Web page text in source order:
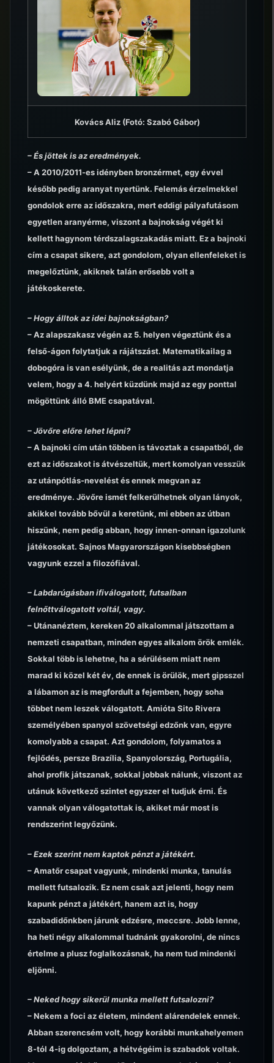
Kovács Aliz (Fotó: Szabó Gábor)
– És jöttek is az eredmények.
– A 2010/2011-es idényben bronzérmet, egy évvel
később pedig aranyat nyertünk. Felemás érzelmekkel
gondolok erre az időszakra, mert eddigi pályafutásom
egyetlen aranyérme, viszont a bajnokság végét ki
kellett hagynom térdszalagszakadás miatt. Ez a bajnoki
cím a csapat sikere, azt gondolom, olyan ellenfeleket is
megelőztünk, akiknek talán erősebb volt a
játékoskerete.
– Hogy álltok az idei bajnokságban?
– Az alapszakasz végén az 5. helyen végeztünk és a
felső-ágon folytatjuk a rájátszást. Matematikailag a
dobogóra is van esélyünk, de a realitás azt mondatja
velem, hogy a 4. helyért küzdünk majd az egy ponttal
mögöttünk álló BME csapatával.
– Jövőre előre lehet lépni?
– A bajnoki cím után többen is távoztak a csapatból, de
ezt az időszakot is átvészeltük, mert komolyan vesszük
az utánpótlás-nevelést és ennek megvan az
eredménye. Jövőre ismét felkerülhetnek olyan lányok,
akikkel tovább bővül a keretünk, mi ebben az útban
hiszünk, nem pedig abban, hogy innen-onnan igazolunk
játékosokat. Sajnos Magyarországon kisebbségben
vagyunk ezzel a filozófiával.
– Labdarúgásban ifiválogatott, futsalban
felnőttválogatott voltál, vagy.
– Utánanéztem, kereken 20 alkalommal játszottam a
nemzeti csapatban, minden egyes alkalom örök emlék.
Sokkal több is lehetne, ha a sérülésem miatt nem
marad ki közel két év, de ennek is örülök, mert gipsszel
a lábamon az is megfordult a fejemben, hogy soha
többet nem leszek válogatott. Amióta Sito Rivera
személyében spanyol szövetségi edzőnk van, egyre
komolyabb a csapat. Azt gondolom, folyamatos a
fejlődés, persze Brazília, Spanyolország, Portugália,
ahol profik játszanak, sokkal jobbak nálunk, viszont az
utánuk következő szintet egyszer el tudjuk érni. És
vannak olyan válogatottak is, akiket már most is
rendszerint legyőzünk.
– Ezek szerint nem kaptok pénzt a játékért.
– Amatőr csapat vagyunk, mindenki munka, tanulás
mellett futsalozik. Ez nem csak azt jelenti, hogy nem
kapunk pénzt a játékért, hanem azt is, hogy
szabadidőnkben járunk edzésre, meccsre. Jobb lenne,
ha heti négy alkalommal tudnánk gyakorolni, de nincs
értelme a plusz foglalkozásnak, ha nem tud mindenki
eljönni.
– Neked hogy sikerül munka mellett futsalozni?
– Nekem a foci az életem, mindent alárendelek ennek.
Abban szerencsém volt, hogy korábbi munkahelyemen
8-tól 4-ig dolgoztam, a hétvégéim is szabadok voltak.